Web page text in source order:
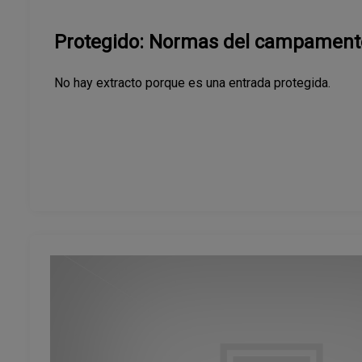
Protegido: Normas del
No hay extracto porque es una entrada protegida.